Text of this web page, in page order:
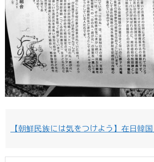
【朝鮮民族には気をつけよう】在日韓